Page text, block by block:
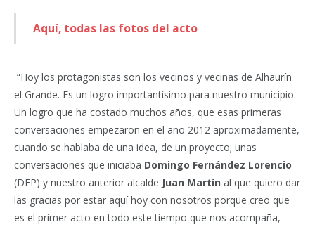
Aquí, todas las fotos del acto
“Hoy los protagonistas son los vecinos y vecinas de Alhaurín
el Grande. Es un logro importantísimo para nuestro municipio.
Un logro que ha costado muchos años, que esas primeras
conversaciones empezaron en el año 2012 aproximadamente,
cuando se hablaba de una idea, de un proyecto; unas
conversaciones que iniciaba Domingo Fernández Lorencio
(DEP) y nuestro anterior alcalde Juan Martín al que quiero dar
las gracias por estar aquí hoy con nosotros porque creo que
es el primer acto en todo este tiempo que nos acompaña,